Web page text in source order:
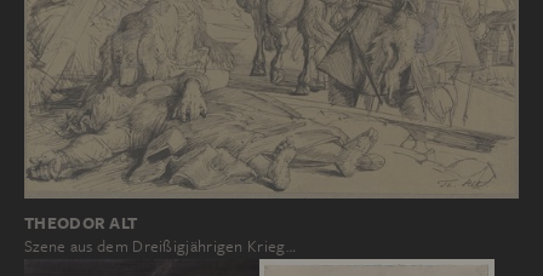
THEODOR ALT
Szene aus dem Dreißigjährigen Krieg…